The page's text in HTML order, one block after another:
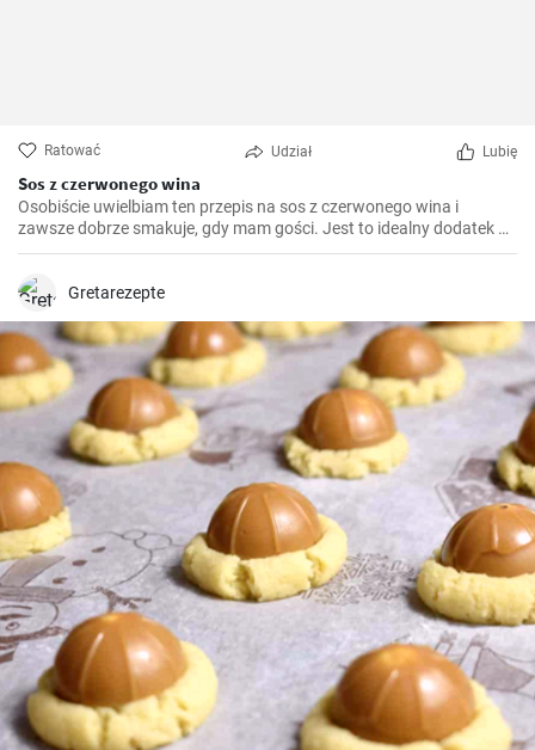
Ratować Udział Lubię
Sos z czerwonego wina
Osobiście uwielbiam ten przepis na sos z czerwonego wina i
zawsze dobrze smakuje, gdy mam gości. Jest to idealny dodatek do
wielu dań mięsnych, takich jak polędwica wołowa lub kotlety
doskonały.Gretarezepte